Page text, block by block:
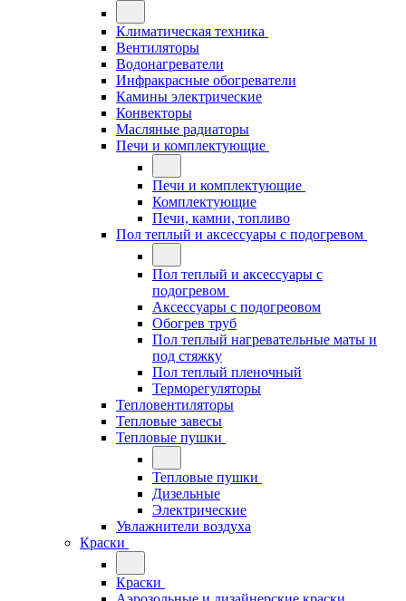
Климатическая техника
Вентиляторы
Водонагреватели
Инфракрасные обогреватели
Камины электрические
Конвекторы
Масляные радиаторы
Печи и комплектующие
Печи и комплектующие
Комплектующие
Печи, камни, топливо
Пол теплый и аксессуары с подогревом
Пол теплый и аксессуары с
подогревом
Аксессуары с подогреовом
Обогрев труб
Пол теплый нагревательные маты и
под стяжку
Пол теплый пленочный
Терморегуляторы
Тепловентиляторы
Тепловые завесы
Тепловые пушки
Тепловые пушки
Дизельные
Электрические
Увлажнители воздуха
Краски
Краски